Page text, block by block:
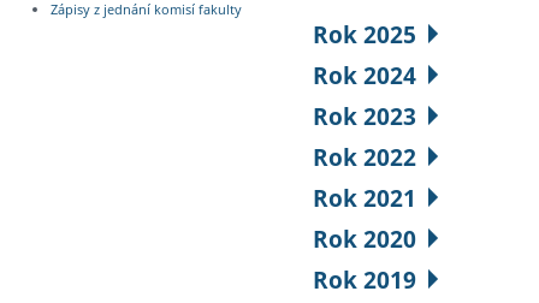
Zápisy z jednání komisí fakulty
Rok 2025
Rok 2024
Rok 2023
Rok 2022
Rok 2021
Rok 2020
Rok 2019